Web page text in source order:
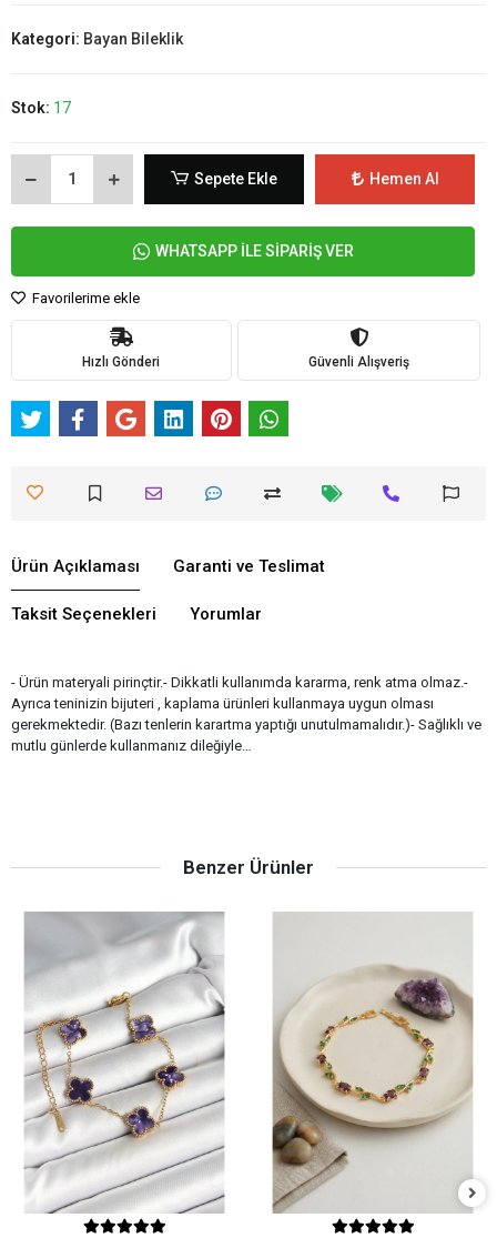
Kategori: Bayan Bileklik
Stok: 17
Sepete Ekle Hemen Al
WHATSAPP İLE SİPARİŞ VER
Favorilerime ekle
Hızlı Gönderi Güvenli Alışveriş
Ürün Açıklaması Garanti ve Teslimat
Taksit Seçenekleri Yorumlar
- Ürün materyali pirinçtir.- Dikkatli kullanımda kararma, renk atma olmaz.-
Ayrıca teninizin bijuteri , kaplama ürünleri kullanmaya uygun olması
gerekmektedir. (Bazı tenlerin karartma yaptığı unutulmamalıdır.)- Sağlıklı ve
mutlu günlerde kullanmanız dileğiyle…
Benzer Ürünler